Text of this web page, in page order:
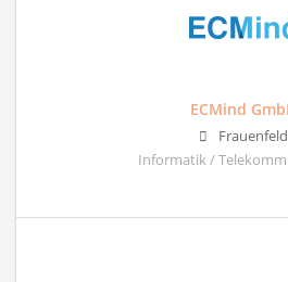
ECMind
Frauenfeld
Informatik /